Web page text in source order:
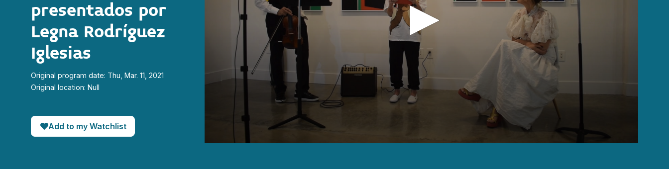
presentados por
Legna Rodríguez
Iglesias
Original program date: Thu, Mar. 11, 2021
Original location: Null
Add to my Watchlist